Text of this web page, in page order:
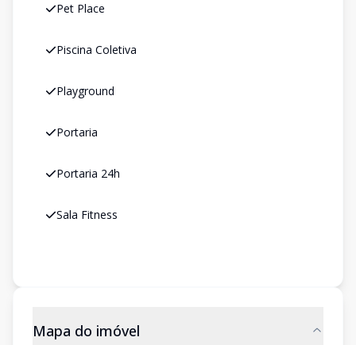
Pet Place
Piscina Coletiva
Playground
Portaria
Portaria 24h
Sala Fitness
Mapa do imóvel